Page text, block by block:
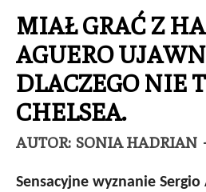
MIAŁ GRAĆ Z
AGUERO
DLACZEGO NIE
CHELSEA.
AUTOR: SONIA HADRIAN
Sensacyjne wyznanie Sergio